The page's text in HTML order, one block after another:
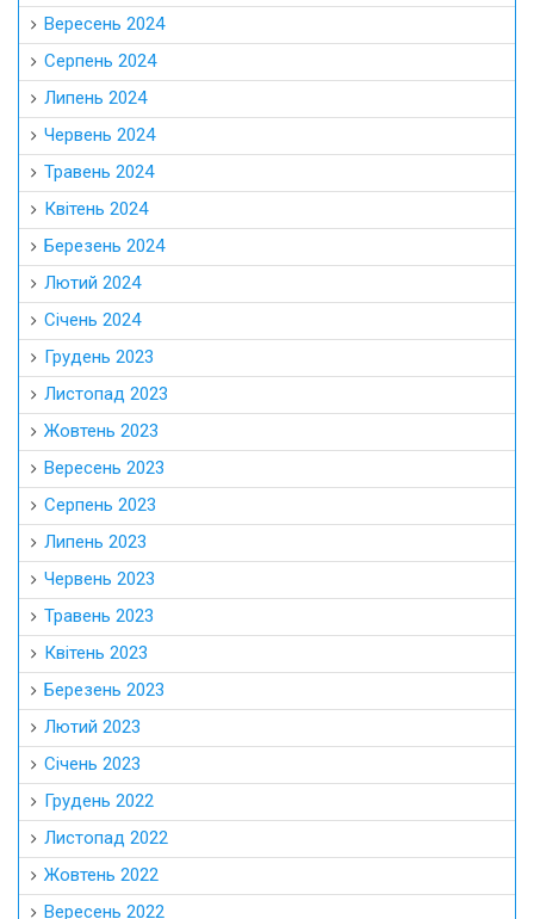
Вересень 2024
Серпень 2024
Липень 2024
Червень 2024
Травень 2024
Квітень 2024
Березень 2024
Лютий 2024
Січень 2024
Грудень 2023
Листопад 2023
Жовтень 2023
Вересень 2023
Серпень 2023
Липень 2023
Червень 2023
Травень 2023
Квітень 2023
Березень 2023
Лютий 2023
Січень 2023
Грудень 2022
Листопад 2022
Жовтень 2022
Вересень 2022